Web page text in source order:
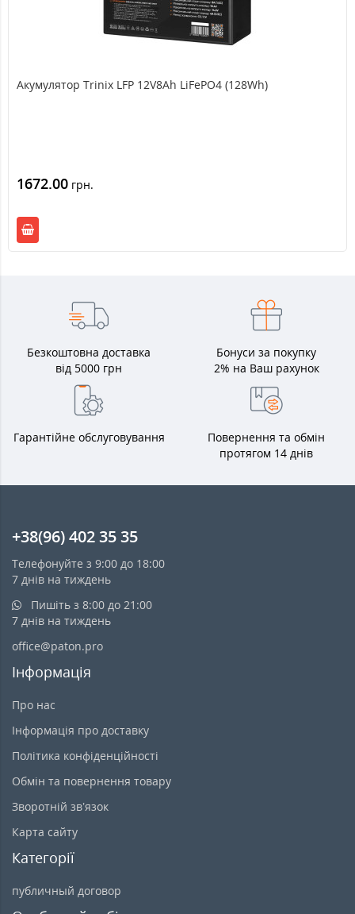
Акумулятор Trinix LFP 12V8Ah LiFePO4 (128Wh)
1672.00 грн.
Безкоштовна доставка
від 5000 грн
Бонуси за покупку
2% на Ваш рахунок
Гарантійне обслуговування
Повернення та обмін
протягом 14 днів
+38(96) 402 35 35
Телефонуйте з 9:00 до 18:00
7 днів на тиждень
Пишіть з 8:00 до 21:00
7 днів на тиждень
office@paton.pro
Інформація
Про нас
Інформація про доставку
Політика конфіденційності
Обмін та повернення товару
Зворотній зв’язок
Карта сайту
Категорії
публичный договор